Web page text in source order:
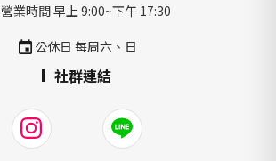
營業時間 早上 9:00~下午 17:30
公休日 每周六、日
社群連結